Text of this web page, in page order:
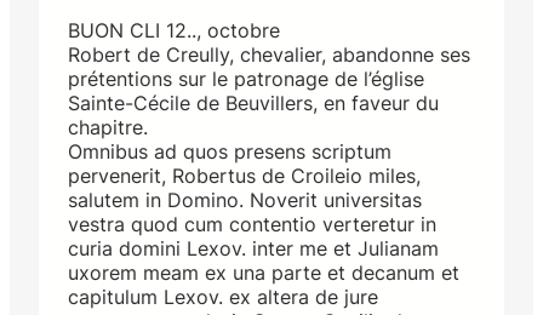
BUON CLI 12.., octobre
Robert de Creully, chevalier, abandonne ses
prétentions sur le patronage de l’église
Sainte-Cécile de Beuvillers, en faveur du
chapitre.
Omnibus ad quos presens scriptum
pervenerit, Robertus de Croileio miles,
salutem in Domino. Noverit universitas
vestra quod cum contentio verteretur in
curia domini Lexov. inter me et Julianam
uxorem meam ex una parte et decanum et
capitulum Lexov. ex altera de jure